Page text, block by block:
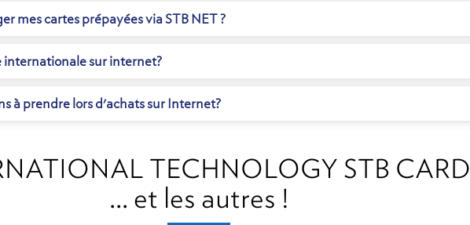
mes cartes prépayées via STB NET ?
internationale sur internet?
à prendre lors d'achats sur Internet?
TECHNOLOGY STB CARD
... et les autres !